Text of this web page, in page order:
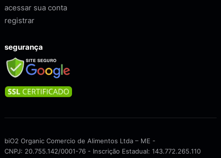
acessar sua conta
registrar
segurança
biO2 Organic Comercio de Alimentos Ltda – ME -
CNPJ: 20.755.142/0001-76 - Inscrição Estadual: 143.772.265.110